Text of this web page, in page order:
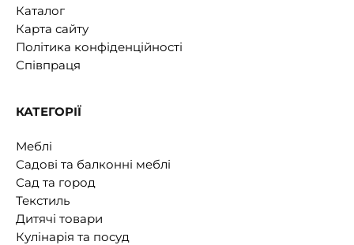
Каталог
Карта сайту
Політика конфіденційності
Співпраця
КАТЕГОРІЇ
Меблі
Садові та балконні меблі
Сад та город
Текстиль
Дитячі товари
Кулінарія та посуд